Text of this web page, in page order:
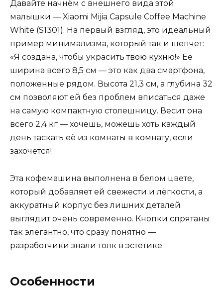
Давайте начнём с внешнего вида этой
малышки — Xiaomi Mijia Capsule Coffee Machine
White (S1301). На первый взгляд, это идеальный
пример минимализма, который так и шепчет:
«Я создана, чтобы украсить твою кухню!» Её
ширина всего 8,5 см — это как два смартфона,
положенные рядом. Высота 21,3 см, а глубина 32
см позволяют ей без проблем вписаться даже
на самую компактную столешницу. Весит она
всего 2,4 кг — хочешь, можешь хоть каждый
день таскать её из комнаты в комнату, если
захочется!
Эта кофемашина выполнена в белом цвете,
который добавляет ей свежести и лёгкости, а
аккуратный корпус без лишних деталей
выглядит очень современно. Кнопки спрятаны
так элегантно, что сразу понятно —
разработчики знали толк в эстетике.
Особенности